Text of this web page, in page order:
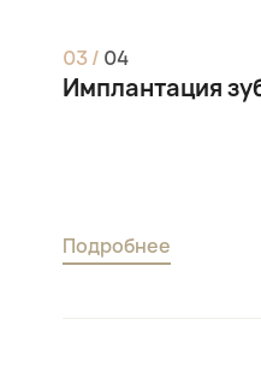
03/ 04
Имплантация
Подробнее